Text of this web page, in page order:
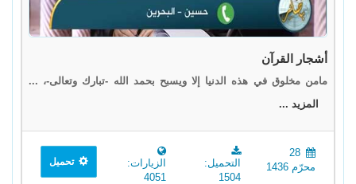
أشجار القرآن
مامن مخلوق في هذه الدنيا إلا ويسبح بحمد الله -تبارك وتعالى-، ...
المزيد ...
28
محرّم 1436
التحميل:
1504
الزيارات:
4051
تحميل